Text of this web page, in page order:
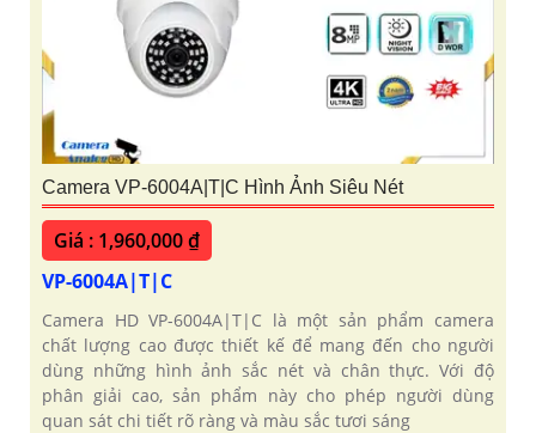
Camera VP-6004A|T|C Hình Ảnh Siêu Nét
Giá : 1,960,000 ₫
VP-6004A|T|C
Camera HD VP-6004A|T|C là một sản phẩm camera
chất lượng cao được thiết kế để mang đến cho người
dùng những hình ảnh sắc nét và chân thực. Với độ
phân giải cao, sản phẩm này cho phép người dùng
quan sát chi tiết rõ ràng và màu sắc tươi sáng